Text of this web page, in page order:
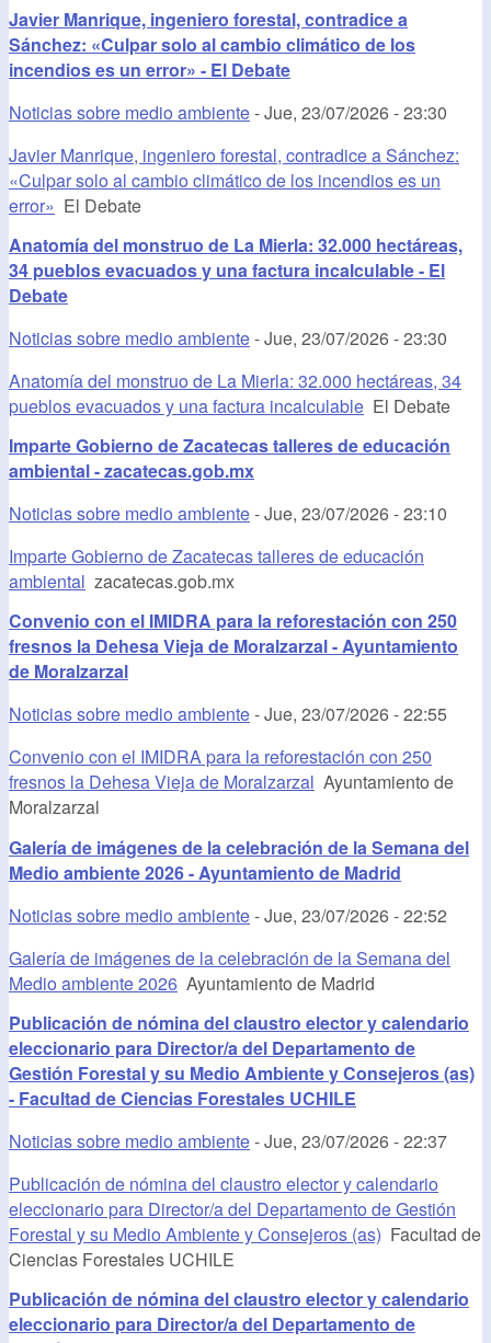
Javier Manrique, ingeniero forestal, contradice a
Sánchez: «Culpar solo al cambio climático de los
incendios es un error» - El Debate
Noticias sobre medio ambiente-Jue, 23/07/2026 - 23:30
Javier Manrique, ingeniero forestal, contradice a Sánchez:
«Culpar solo al cambio climático de los incendios es un
error» El Debate
Anatomía del monstruo de La Mierla: 32.000 hectáreas,
34 pueblos evacuados y una factura incalculable - El
Debate
Noticias sobre medio ambiente-Jue, 23/07/2026 - 23:30
Anatomía del monstruo de La Mierla: 32.000 hectáreas, 34
pueblos evacuados y una factura incalculable El Debate
Imparte Gobierno de Zacatecas talleres de educación
ambiental - zacatecas.gob.mx
Noticias sobre medio ambiente-Jue, 23/07/2026 - 23:10
Imparte Gobierno de Zacatecas talleres de educación
ambiental zacatecas.gob.mx
Convenio con el IMIDRA para la reforestación con 250
fresnos la Dehesa Vieja de Moralzarzal - Ayuntamiento
de Moralzarzal
Noticias sobre medio ambiente-Jue, 23/07/2026 - 22:55
Convenio con el IMIDRA para la reforestación con 250
fresnos la Dehesa Vieja de Moralzarzal Ayuntamiento de
Moralzarzal
Galería de imágenes de la celebración de la Semana del
Medio ambiente 2026 - Ayuntamiento de Madrid
Noticias sobre medio ambiente-Jue, 23/07/2026 - 22:52
Galería de imágenes de la celebración de la Semana del
Medio ambiente 2026 Ayuntamiento de Madrid
Publicación de nómina del claustro elector y calendario
eleccionario para Director/a del Departamento de
Gestión Forestal y su Medio Ambiente y Consejeros (as)
- Facultad de Ciencias Forestales UCHILE
Noticias sobre medio ambiente-Jue, 23/07/2026 - 22:37
Publicación de nómina del claustro elector y calendario
eleccionario para Director/a del Departamento de Gestión
Forestal y su Medio Ambiente y Consejeros (as) Facultad de
Ciencias Forestales UCHILE
Publicación de nómina del claustro elector y calendario
eleccionario para Director/a del Departamento de